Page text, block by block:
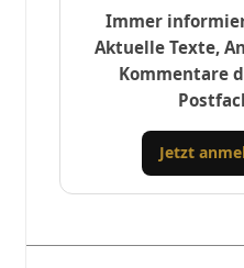
Immer
Aktuelle Texte,
Kommentare
Jetzt